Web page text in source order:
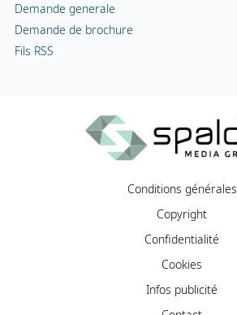
Demande generale
Demande de brochure
Fils RSS
Conditions générales
Copyright
Confidentialité
Cookies
Infos publicité